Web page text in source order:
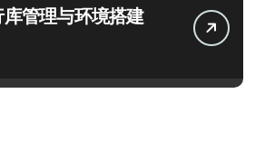
管理与环境搭建